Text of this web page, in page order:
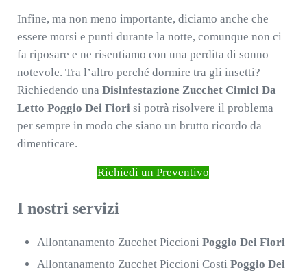
Infine, ma non meno importante, diciamo anche che
essere morsi e punti durante la notte, comunque non ci
fa riposare e ne risentiamo con una perdita di sonno
notevole. Tra l’altro perché dormire tra gli insetti?
Richiedendo una Disinfestazione Zucchet Cimici Da
Letto Poggio Dei Fiorisi potrà risolvere il problema
per sempre in modo che siano un brutto ricordo da
dimenticare.
Richiedi un Preventivo
I nostri servizi
Allontanamento Zucchet PiccioniPoggio Dei Fiori
Allontanamento Zucchet Piccioni CostiPoggio Dei